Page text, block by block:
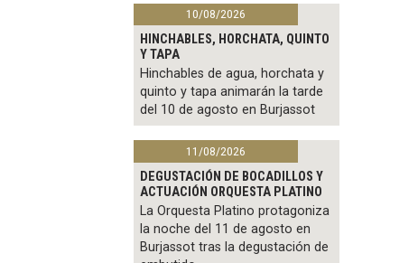
10/08/2026
HINCHABLES, HORCHATA, QUINTO
Y TAPA
Hinchables de agua, horchata y
quinto y tapa animarán la tarde
del 10 de agosto en Burjassot
11/08/2026
DEGUSTACIÓN DE BOCADILLOS Y
ACTUACIÓN ORQUESTA PLATINO
La Orquesta Platino protagoniza
la noche del 11 de agosto en
Burjassot tras la degustación de